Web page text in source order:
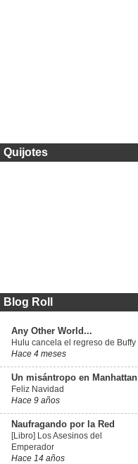
Quijotes
Blog Roll
Any Other World...
Hulu cancela el regreso de Buffy
Hace 4 meses
Un misántropo en Manhattan
Feliz Navidad
Hace 9 años
Naufragando por la Red
[Libro] Los Asesinos del
Emperador
Hace 14 años